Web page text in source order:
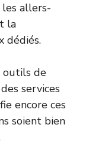
allers-
la
dédiés.
outils de
services
encore ces
soient bien